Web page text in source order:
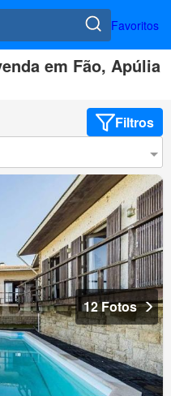
Favoritos
em Fão, Apúlia
Filtros
12 Fotos